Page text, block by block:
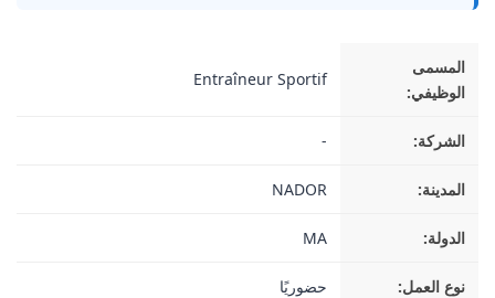
المسمى
الوظيفي:
Entraîneur Sportif
الشركة: -
المدينة: NADOR
الدولة: MA
نوع العمل: حضوريًا